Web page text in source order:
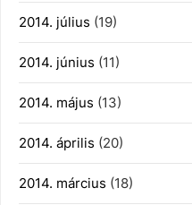
2014. július (19)
2014. június (11)
2014. május (13)
2014. április (20)
2014. március (18)